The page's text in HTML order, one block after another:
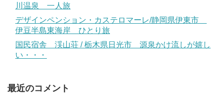
川温泉 一人旅
デザインペンション・カステロマーレ/静岡県伊東市
伊豆半島東海岸 ひとり旅
国民宿舎 渓山荘 / 栃木県日光市 源泉かけ流しが嬉し
い・・・
最近のコメント